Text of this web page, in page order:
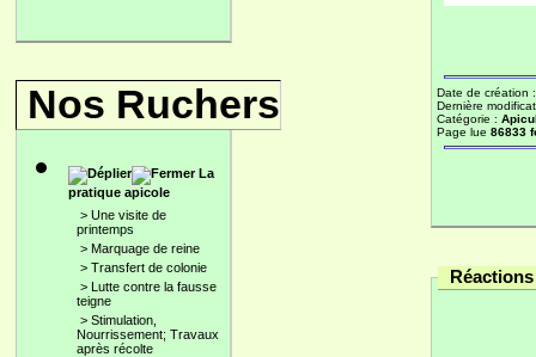
Nos Ruchers
La
pratique apicole
> Une visite de
printemps
> Marquage de reine
> Transfert de colonie
> Lutte contre la fausse
teigne
> Stimulation,
Nourrissement; Travaux
après récolte
Date de création
Dernière
Catégorie :
Page lue 86833